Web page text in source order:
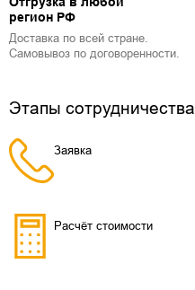
регион РФ
Доставка по всей стране.
Самовывоз по договоренности.
Этапы сотрудничества
Заявка
Расчёт стоимости